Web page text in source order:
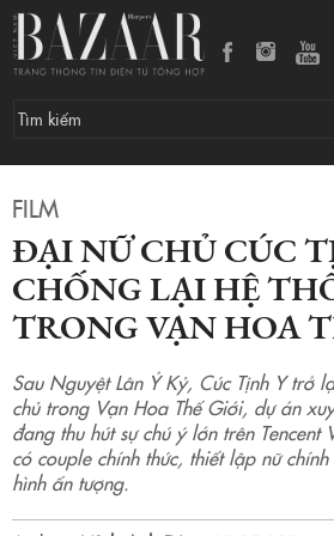
FILM
ĐẠI NỮ CHỦ CÚC
CHỐNG LẠI HỆ
TRONG VẠN HOA
Sau Nguyệt Lân Ỷ Kỷ, Cúc Tịnh Y trở
chủ trong Vạn Hoa Thế Giới, dự án
đang thu hút sự chú ý lớn trên Tencent
có couple chính thức, thiết lập nữ
hình ấn tượng.